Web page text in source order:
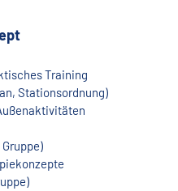
Training
Stationsordnung)